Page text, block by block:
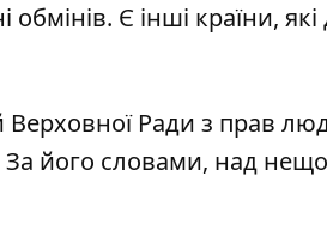
Є інші країни,
Ради з прав
За його словами, над